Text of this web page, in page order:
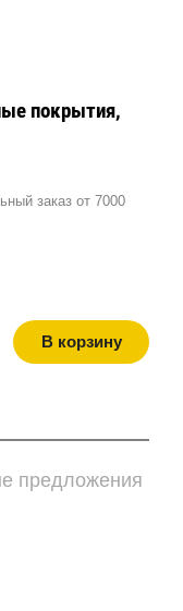
покрытия,
заказ от 7000
В корзину
предложения